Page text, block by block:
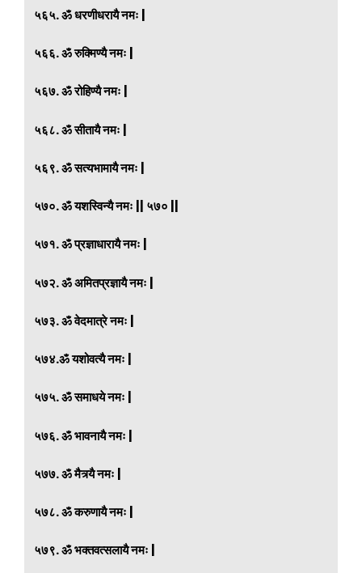
५६५. ॐ धरणीधरायै नमः |
५६६. ॐ रुक्मिण्यै नमः |
५६७. ॐ रोहिण्यै नमः |
५६८. ॐ सीतायै नमः |
५६९. ॐ सत्यभामायै नमः |
५७०. ॐ यशस्विन्यै नमः || ५७० ||
५७१. ॐ प्रज्ञाधारायै नमः |
५७२. ॐ अमितप्रज्ञायै नमः |
५७३. ॐ वेदमात्रे नमः |
५७४.ॐ यशोवत्यै नमः |
५७५. ॐ समाधये नमः |
५७६. ॐ भावनायै नमः |
५७७. ॐ मैत्र्यै नमः |
५७८. ॐ करुणायै नमः |
५७९. ॐ भक्तवत्सलायै नमः |